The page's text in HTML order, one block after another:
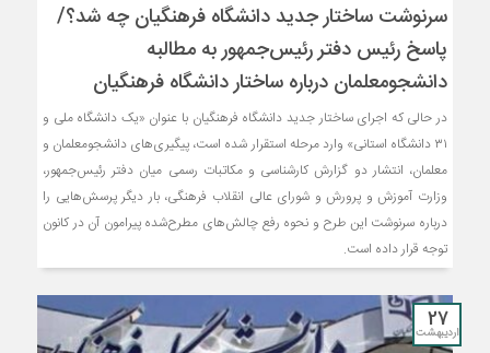
سرنوشت ساختار جدید دانشگاه فرهنگیان چه شد؟/
پاسخ رئیس دفتر رئیس‌جمهور به مطالبه
دانشجومعلمان درباره ساختار دانشگاه فرهنگیان
در حالی که اجرای ساختار جدید دانشگاه فرهنگیان با عنوان «یک دانشگاه ملی و
۳۱ دانشگاه استانی» وارد مرحله استقرار شده است، پیگیری‌های دانشجومعلمان و
معلمان، انتشار دو گزارش کارشناسی و مکاتبات رسمی میان دفتر رئیس‌جمهور،
وزارت آموزش و پرورش و شورای عالی انقلاب فرهنگی، بار دیگر پرسش‌هایی را
درباره سرنوشت این طرح و نحوه رفع چالش‌های مطرح‌شده پیرامون آن در کانون
توجه قرار داده است.
27
اردیبهشت